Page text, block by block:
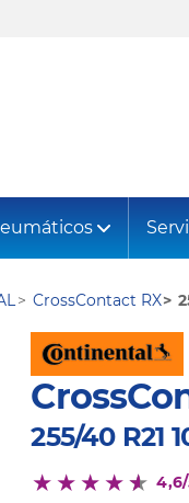
CrossContact RX
255/40 R21